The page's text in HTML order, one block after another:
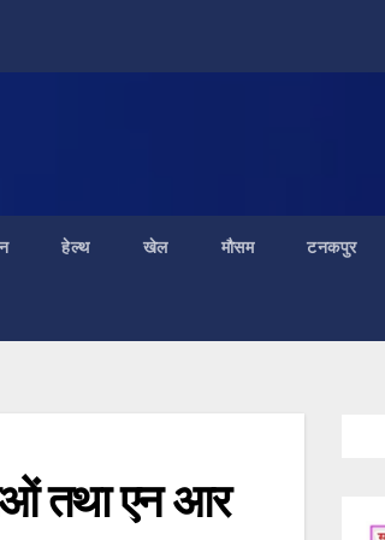
हेल्थ खेल मौसम टनकपुर
तथा एन आर